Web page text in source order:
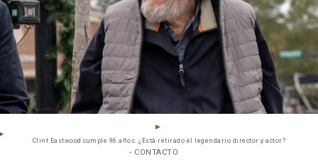
Clint Eastwood cumple 96 años: ¿Está retirado el legendario director y actor?
- CONTACTO